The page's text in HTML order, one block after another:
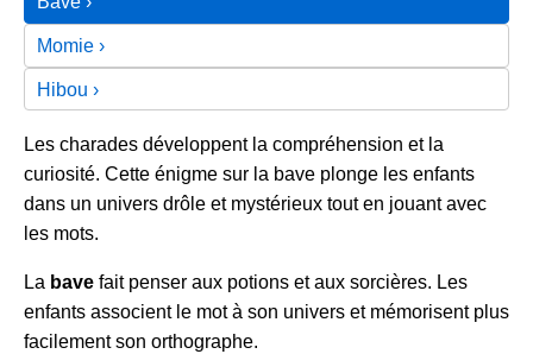
Momie
Hibou
Les charades développent la compréhension et la
curiosité. Cette énigme sur la bave plonge les enfants
dans un univers drôle et mystérieux tout en jouant avec
les mots.
La bave fait penser aux potions et aux sorcières. Les
enfants associent le mot à son univers et mémorisent plus
facilement son orthographe.